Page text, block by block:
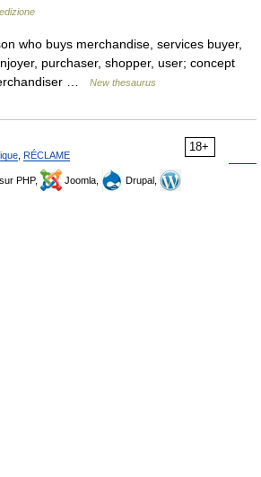
who buys merchandise, services buyer,
purchaser, shopper, user; concept
…
New thesaurus
18+
RÉCLAME
PHP, Joomla,
Drupal,